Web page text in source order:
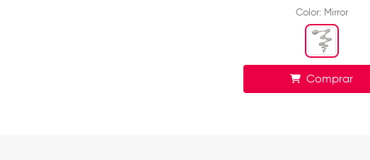
Color: Mirror
Comprar